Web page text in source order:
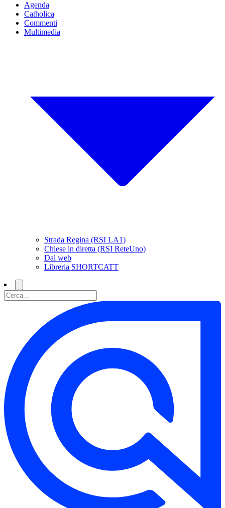
Agenda
Catholica
Commenti
Multimedia
Strada Regina (RSI LA1)
Chiese in diretta (RSI ReteUno)
Dal web
Libreria SHORTCATT